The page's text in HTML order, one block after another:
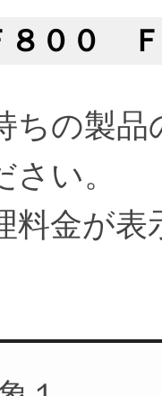
８００
ちの製
い。
料金が表